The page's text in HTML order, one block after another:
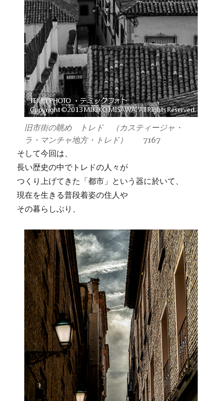
旧市街の眺め トレド （カスティージャ・
ラ・マンチャ地方・トレド） 7167
そして今回は、
長い歴史の中でトレドの人々が
つくり上げてきた「都市」という器に於いて、
現在を生きる普段着姿の住人や
その暮らしぶり、